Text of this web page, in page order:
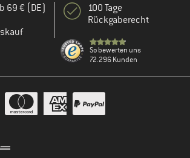
69 € (DE)
100 Tage
Rückgaberecht
So bewerten uns
72.296 Kunden